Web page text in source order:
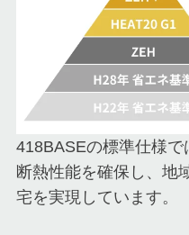
418BASEの標準仕様
断熱性能を確保し、地
宅を実現しています。